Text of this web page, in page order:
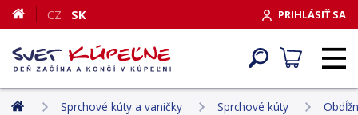
PRIHLÁSIŤ SA
CZ SK
Sprchové kúty a vaničky Sprchové kúty